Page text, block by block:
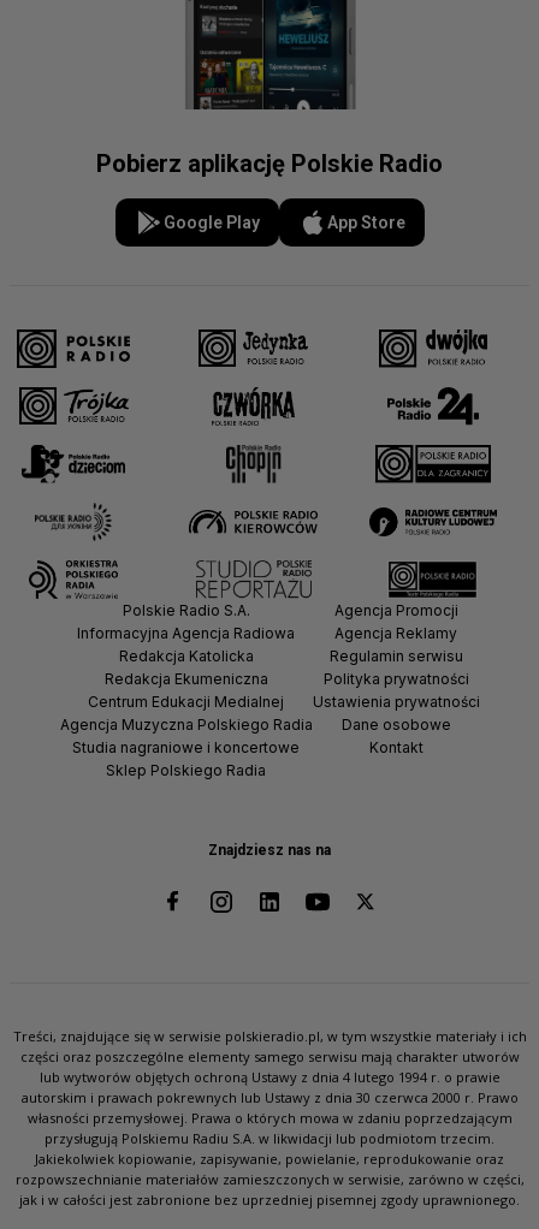
Pobierz aplikację Polskie Radio
Google Play App Store
Znajdziesz nas na
Polskie Radio S.A.
Informacyjna Agencja Radiowa
Redakcja Katolicka
Redakcja Ekumeniczna
Centrum Edukacji Medialnej
Agencja Muzyczna Polskiego Radia
Studia nagraniowe i koncertowe
Sklep Polskiego Radia
Agencja Promocji
Agencja Reklamy
Regulamin serwisu
Polityka prywatności
Ustawienia prywatności
Dane osobowe
Kontakt
Treści, znajdujące się w serwisie polskieradio.pl, w tym wszystkie materiały i ich
części oraz poszczególne elementy samego serwisu mają charakter utworów
lub wytworów objętych ochroną Ustawy z dnia 4 lutego 1994 r. o prawie
autorskim i prawach pokrewnych lub Ustawy z dnia 30 czerwca 2000 r. Prawo
własności przemysłowej. Prawa o których mowa w zdaniu poprzedzającym
przysługują Polskiemu Radiu S.A. w likwidacji lub podmiotom trzecim.
Jakiekolwiek kopiowanie, zapisywanie, powielanie, reprodukowanie oraz
rozpowszechnianie materiałów zamieszczonych w serwisie, zarówno w części,
jak i w całości jest zabronione bez uprzedniej pisemnej zgody uprawnionego.